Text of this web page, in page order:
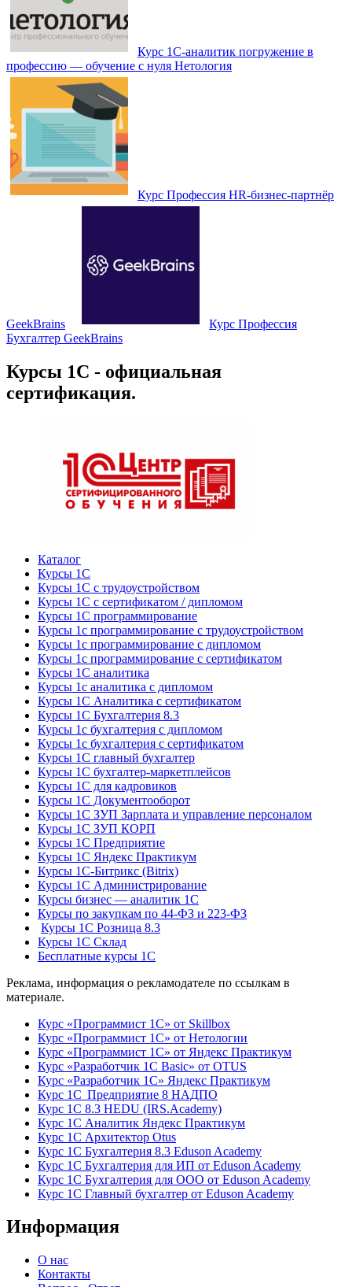
Курс 1С-аналитик погружение в
профессию — обучение с нуля Нетология
Курс Профессия HR-бизнес-партнёр
GeekBrains
Курс Профессия
Бухгалтер GeekBrains
Курсы 1С - официальная
сертификация.
Каталог
Курсы 1С
Курсы 1С с трудоустройством
Курсы 1С с сертификатом / дипломом
Курсы 1С программирование
Курсы 1с программирование с трудоустройством
Курсы 1с программирование с дипломом
Курсы 1с программирование с сертификатом
Курсы 1С аналитика
Курсы 1с аналитика с дипломом
Курсы 1С Аналитика с сертификатом
Курсы 1С Бухгалтерия 8.3
Курсы 1с бухгалтерия с дипломом
Курсы 1с бухгалтерия с сертификатом
Курсы 1С главный бухгалтер
Курсы 1С бухгалтер-маркетплейсов
Курсы 1С для кадровиков
Курсы 1С Документооборот
Курсы 1С ЗУП Зарплата и управление персоналом
Курсы 1С ЗУП КОРП
Курсы 1С Предприятие
Курсы 1С Яндекс Практикум
Курсы 1С-Битрикс (Bitrix)
Курсы 1С Администрирование
Курсы бизнес — аналитик 1С
Курсы по закупкам по 44‑ФЗ и 223‑ФЗ
Курсы 1С Розница 8.3
Курсы 1С Склад
Бесплатные курсы 1С
Реклама, информация о рекламодателе по ссылкам в
материале.
Курс «Программист 1С» от Skillbox
Курс «Программист 1С» от Нетологии
Курс «Программист 1С» от Яндекс Практикум
Курс «Разработчик 1С Basic» от OTUS
Курс «Разработчик 1С» Яндекс Практикум
Курс 1С Предприятие 8 НАДПО
Курс 1С 8.3 HEDU (IRS.Academy)
Курс 1С Аналитик Яндекс Практикум
Курс 1С Архитектор Otus
Курс 1С Бухгалтерия 8.3 Eduson Academy
Курс 1С Бухгалтерия для ИП от Eduson Academy
Курс 1С Бухгалтерия для ООО от Eduson Academy
Курс 1С Главный бухгалтер от Eduson Academy
Информация
О нас
Контакты